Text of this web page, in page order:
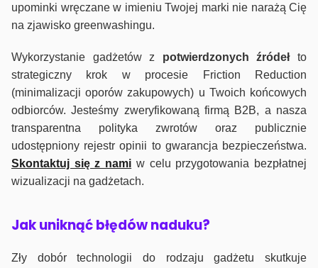
upominki wręczane w imieniu Twojej marki nie narażą Cię
na zjawisko greenwashingu.
Wykorzystanie gadżetów z potwierdzonych źródełto
strategiczny krok w procesie Friction Reduction
(minimalizacji oporów zakupowych) u Twoich końcowych
odbiorców. Jesteśmy zweryfikowaną firmą B2B, a nasza
transparentna polityka zwrotów oraz publicznie
udostępniony rejestr opinii to gwarancja bezpieczeństwa.
Skontaktuj się z nami w celu przygotowania bezpłatnej
wizualizacji na gadżetach.
Jak uniknąć błędów naduku?
Zły dobór technologii do rodzaju gadżetu skutkuje